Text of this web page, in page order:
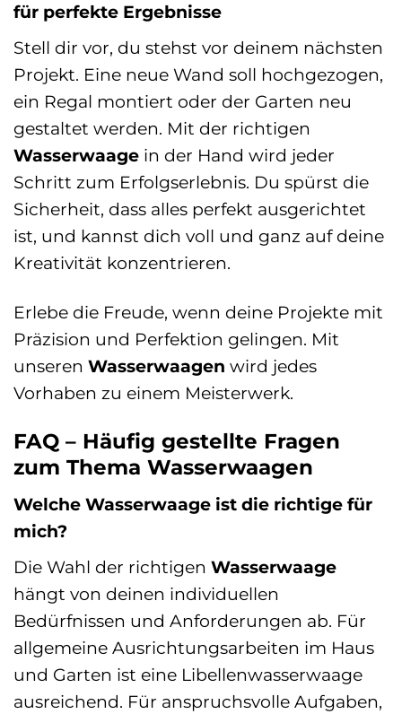
für perfekte Ergebnisse
Stell dir vor, du stehst vor deinem nächsten
Projekt. Eine neue Wand soll hochgezogen,
ein Regal montiert oder der Garten neu
gestaltet werden. Mit der richtigen
Wasserwaage in der Hand wird jeder
Schritt zum Erfolgserlebnis. Du spürst die
Sicherheit, dass alles perfekt ausgerichtet
ist, und kannst dich voll und ganz auf deine
Kreativität konzentrieren.
Erlebe die Freude, wenn deine Projekte mit
Präzision und Perfektion gelingen. Mit
unseren Wasserwaagen wird jedes
Vorhaben zu einem Meisterwerk.
FAQ – Häufig gestellte Fragen
zum Thema Wasserwaagen
Welche Wasserwaage ist die richtige für
mich?
Die Wahl der richtigen Wasserwaage
hängt von deinen individuellen
Bedürfnissen und Anforderungen ab. Für
allgemeine Ausrichtungsarbeiten im Haus
und Garten ist eine Libellenwasserwaage
ausreichend. Für anspruchsvolle Aufgaben,